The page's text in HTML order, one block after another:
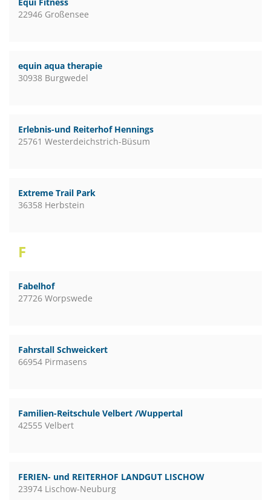
22946 Großensee
equin aqua therapie
30938 Burgwedel
Erlebnis-und Reiterhof Hennings
25761 Westerdeichstrich-Büsum
Extreme Trail Park
36358 Herbstein
F
Fabelhof
27726 Worpswede
Fahrstall Schweickert
66954 Pirmasens
Familien-Reitschule Velbert /Wuppertal
42555 Velbert
FERIEN- und REITERHOF LANDGUT LISCHOW
23974 Lischow-Neuburg